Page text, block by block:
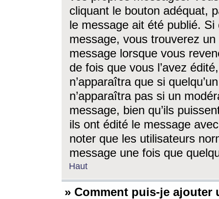
cliquant le bouton adéquat,
le message ait été publié. Si
message, vous trouverez
message lorsque vous
de fois que vous l’avez
n’apparaîtra que si
n’apparaîtra pas si un
message, bien qu’ils
ils ont édité le message
noter que les utilisateurs
message une fois que
Haut
» Comment puis-je ajouter